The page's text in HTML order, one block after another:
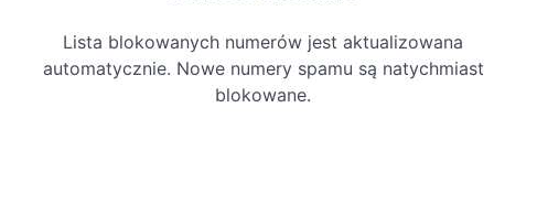
Lista blokowanych numerów jest aktualizowana
automatycznie. Nowe numery spamu są natychmiast
blokowane.